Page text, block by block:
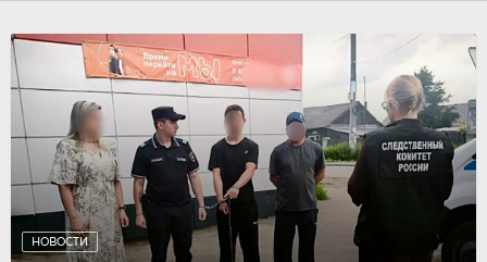
НОВОСТИ